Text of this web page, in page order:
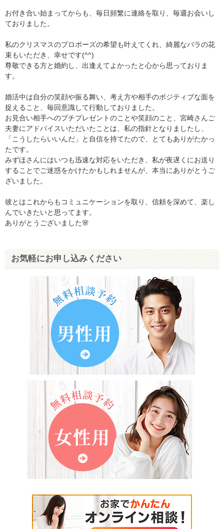
お付き合い始まってからも、毎日頻繁に連絡を取り、毎週お会いし
ておりました。
私のクリスマスのプロポーズの希望も叶えてくれ、綺麗なバラの花
束もいただき、幸せです(^^)
尊敬できる方と婚約し、出逢えてよかったと心から思っておりま
す。
婚活中は自分の笑顔や振る舞い、考え方や相手のポジティブな面を
捉えること、毎回意識して行動しておりました。
お見合い相手へのプチプレゼントのことや笑顔のこと、宮崎さんご
夫妻にアドバイスいただいたことは、私の指針となりましたし、
「こうしたらいいんだ」と自信を持てたので、とてもありがたかっ
たです。
みずほさんにはいつも迅速な対応をいただき、私が夜遅くにお送り
することでご迷惑をかけたかもしれませんが、本当にありがとうご
ざいました。
彼とはこれからもコミュニケーションを取り、信頼を深めて、楽し
んでいきたいと思ってます。
ありがとうございました🌸
お気軽にお申し込みください